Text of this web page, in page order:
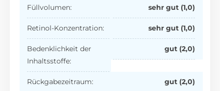
Füllvolumen: sehr gut (1,0)
Retinol-Konzentration: sehr gut (1,0)
Bedenklichkeit der
Inhaltsstoffe:
gut (2,0)
Rückgabezeitraum: gut (2,0)